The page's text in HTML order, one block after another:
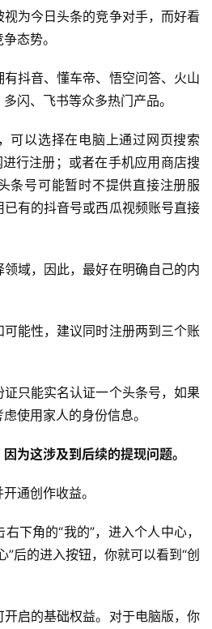
为今日头条的竞争对手，而好看
态势。
抖音、懂车帝、悟空问答、火山
闪、飞书等众多热门产品。
可以选择在电脑上通过网页搜索
行注册；或者在手机应用商店搜
条号可能暂时不提供直接注册服
有的抖音号或西瓜视频账号直接
域，因此，最好在明确自己的内
能性，建议同时注册两到三个账
只能实名认证一个头条号，如果
使用家人的身份信息。
为这涉及到后续的提现问题。
通创作收益。
下角的“我的”，进入个人中心，
”后的进入按钮，你就可以看到“创
启的基础权益。对于电脑版，你